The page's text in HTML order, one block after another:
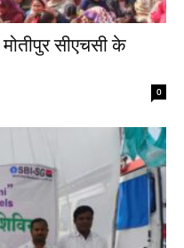
सीएचसी के
0